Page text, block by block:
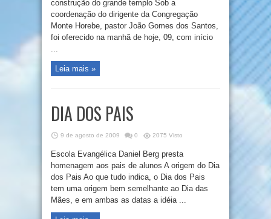
construção do grande templo Sob a
coordenação do dirigente da Congregação
Monte Horebe, pastor João Gomes dos Santos,
foi oferecido na manhã de hoje, 09, com início
...
Leia mais »
DIA DOS PAIS
9 de agosto de 2009 0 2075 Visto
Escola Evangélica Daniel Berg presta
homenagem aos pais de alunos A origem do Dia
dos Pais Ao que tudo indica, o Dia dos Pais
tem uma origem bem semelhante ao Dia das
Mães, e em ambas as datas a idéia ...